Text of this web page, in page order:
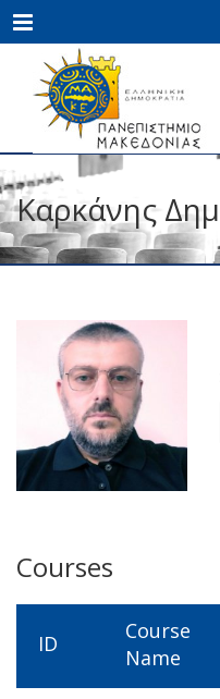
Menu
Καρκάνης
Courses
ID
Course
Name